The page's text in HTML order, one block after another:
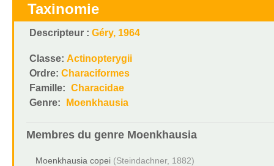
Taxinomie
Descripteur : Géry, 1964
Classe: Actinopterygii
Ordre: Characiformes
Famille: Characidae
Genre:
Moenkhausia
Membres du genre Moenkhausia
Moenkhausia copei (Steindachner, 1882)